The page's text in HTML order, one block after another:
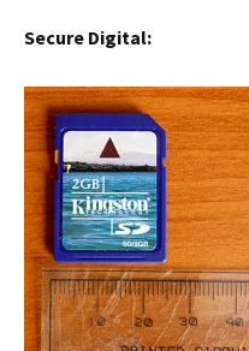
Secure Digital: